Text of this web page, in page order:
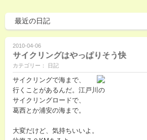
2010-04-06
サイクリングはやっぱりそう快
カテゴリー： 日記
サイクリングで海まで、
行くことがあるんだ。江戸川の
サイクリングロードで、
葛西とか浦安の海まで。
大変だけど、気持ちいいよ。